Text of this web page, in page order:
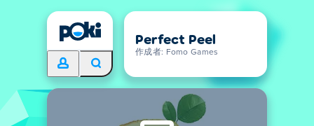
Perfect Peel
作成者: Fomo Games